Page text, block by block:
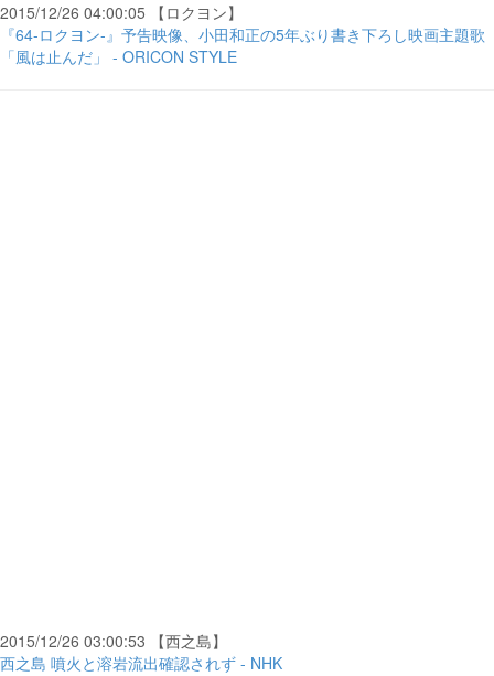
2015/12/26 04:00:05 【ロクヨン】
『64-ロクヨン-』予告映像、小田和正の5年ぶり書き下ろし映画主題歌
「風は止んだ」 - ORICON STYLE
2015/12/26 03:00:53 【西之島】
西之島 噴火と溶岩流出確認されず - NHK